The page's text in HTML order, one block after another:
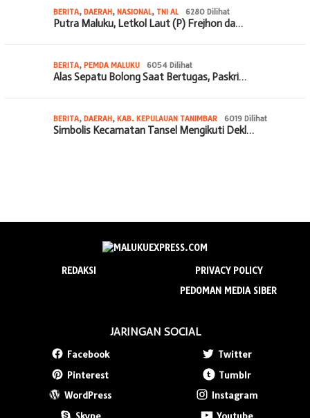
BERITA, DAERAH, NASIONAL, TNI AL 6280 Dilihat
Putra Maluku, Letkol Laut (P) Frejhon da…
BERITA, PEMDA MALUKU 6054 Dilihat
Alas Sepatu Bolong Saat Bertugas, Paskri…
BERITA, DAERAH, KAB. KEPULAUAN TANIMBAR 6019 Dilihat
Simbolis Kecamatan Tansel Mengikuti Dekl…
REDAKSI
PRIVACY POLICY
PEDOMAN MEDIA SIBER
JARINGAN SOCIAL
Facebook
Twitter
Pinterest
Tumblr
WordPress
Instagram